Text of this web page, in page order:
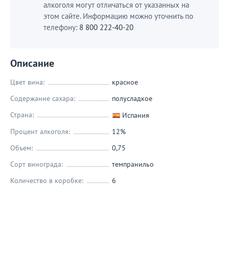
алкоголя могут отличаться от указанных на
этом сайте. Информацию можно уточнить по
телефону: 8 800 222-40-20
Описание
Цвет вина:
красное
Содержание сахара:
полусладкое
Страна:
Испания
Процент алкоголя:
12%
Объем:
0,75
Сорт винограда:
темпранильо
Количество в коробке:
6